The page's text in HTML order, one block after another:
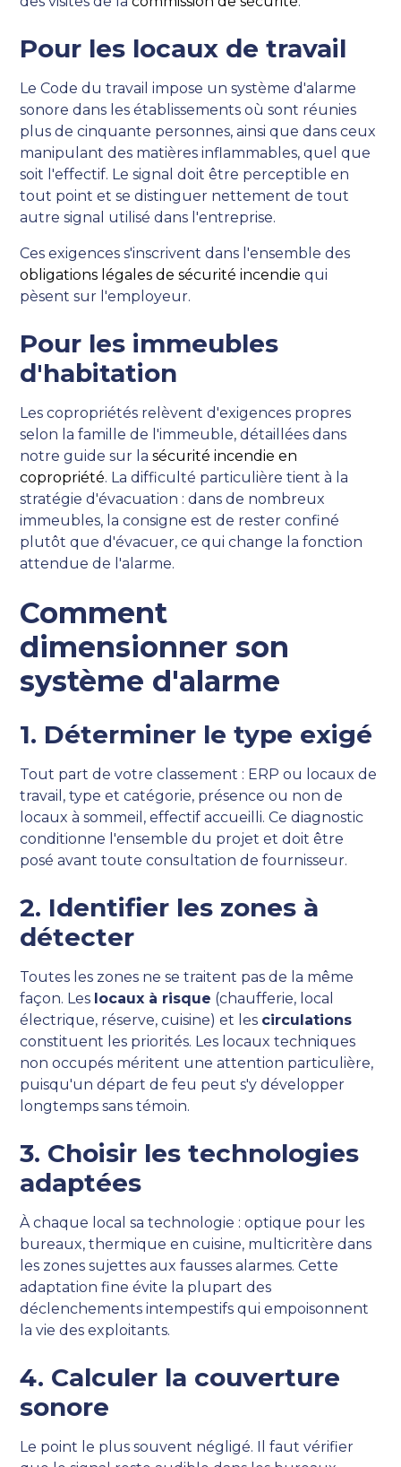
Pour les locaux de travail
Le Code du travail impose un système d'alarme
sonore dans les établissements où sont réunies
plus de cinquante personnes, ainsi que dans ceux
manipulant des matières inflammables, quel que
soit l'effectif. Le signal doit être perceptible en
tout point et se distinguer nettement de tout
autre signal utilisé dans l'entreprise.
Ces exigences s'inscrivent dans l'ensemble des
obligations légales de sécurité incendie qui
pèsent sur l'employeur.
Pour les immeubles
d'habitation
Les copropriétés relèvent d'exigences propres
selon la famille de l'immeuble, détaillées dans
notre guide sur lasécurité incendie en
copropriété. La difficulté particulière tient à la
stratégie d'évacuation : dans de nombreux
immeubles, la consigne est de rester confiné
plutôt que d'évacuer, ce qui change la fonction
attendue de l'alarme.
Comment
dimensionner son
système d'alarme
1. Déterminer le type exigé
Tout part de votre classement : ERP ou locaux de
travail, type et catégorie, présence ou non de
locaux à sommeil, effectif accueilli. Ce diagnostic
conditionne l'ensemble du projet et doit être
posé avant toute consultation de fournisseur.
2. Identifier les zones à
détecter
Toutes les zones ne se traitent pas de la même
façon. Les locaux à risque (chaufferie, local
électrique, réserve, cuisine) et les circulations
constituent les priorités. Les locaux techniques
non occupés méritent une attention particulière,
puisqu'un départ de feu peut s'y développer
longtemps sans témoin.
3. Choisir les technologies
adaptées
À chaque local sa technologie : optique pour les
bureaux, thermique en cuisine, multicritère dans
les zones sujettes aux fausses alarmes. Cette
adaptation fine évite la plupart des
déclenchements intempestifs qui empoisonnent
la vie des exploitants.
4. Calculer la couverture
sonore
Le point le plus souvent négligé. Il faut vérifier